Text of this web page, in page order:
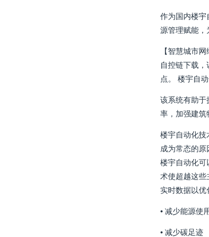
作为国内楼宇
源管理赋能，
【智慧城市
自控链下载
点。 楼宇自
该系统有助于
率，加强建筑
楼宇自动化技
成为常态的
楼宇自动化可
术使超越这些
实时数据以优
• 减少能源使
• 减少碳足迹